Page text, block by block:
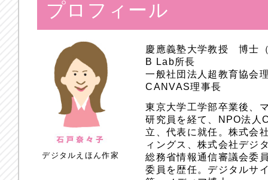
プロフィール
デジタルえほん作家
慶應義塾大学教授 博士
B Lab所長
一般社団法人超教育協会
CANVAS理事長
東京大学工学部卒業後、
研究員を経て、NPO法人
立、代表に就任。株式会
ィングス、株式会社デジ
総務省情報通信審議会委
委員を歴任。デジタルサ